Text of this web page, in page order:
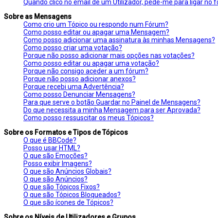
Quando clico no email de um Utilizador, pede-me para ligar no
Sobre as Mensagens
Como crio um Tópico ou respondo num Fórum?
Como posso editar ou apagar uma Mensagem?
Como posso adicionar uma assinatura às minhas Mensagens?
Como posso criar uma votação?
Porque não posso adicionar mais opções nas votações?
Como posso editar ou apagar uma votação?
Porque não consigo aceder a um fórum?
Porque não posso adicionar anexos?
Porque recebi uma Advertência?
Como posso Denunciar Mensagens?
Para que serve o botão Guardar no Painel de Mensagens?
Do que necessita a minha Mensagem para ser Aprovada?
Como posso ressuscitar os meus Tópicos?
Sobre os Formatos e Tipos de Tópicos
O que é BBCode?
Posso usar HTML?
O que são Emoções?
Posso exibir Imagens?
O que são Anúncios Globais?
O que são Anúncios?
O que são Tópicos Fixos?
O que são Tópicos Bloqueados?
O que são ícones de Tópicos?